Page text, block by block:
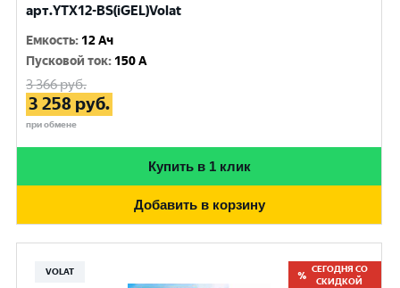
арт.YTX12-BS(iGEL)Volat
Емкость: 12 Ач
Пусковой ток: 150 A
3 366руб.
3 258 руб.
при обмене
Купить в 1 клик
Добавить в корзину
VOLAT
СЕГОДНЯ СО
СКИДКОЙ